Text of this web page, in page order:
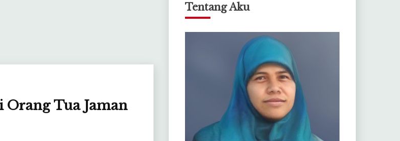
Tua Jaman
Tentang Aku